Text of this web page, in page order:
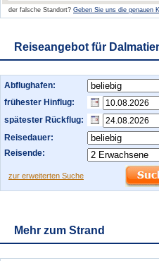
der falsche Standort? Geben Sie uns die genauen
Reiseangebot für
Abflughafen:
frühester Hinflug:
spätester Rückflug:
Reisedauer:
Reisende:
zur erweiterten Suche
Mehr zum Strand